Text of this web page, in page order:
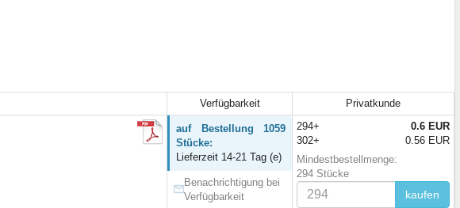
Verfügbarkeit
Privatkunde
auf Bestellung 1059
Stücke:
Lieferzeit 14-21 Tag (e)
Benachrichtigung bei
Verfügbarkeit
294+
0.6 EUR
302+
0.56 EUR
Mindestbestellmenge:
294 Stücke
kaufen